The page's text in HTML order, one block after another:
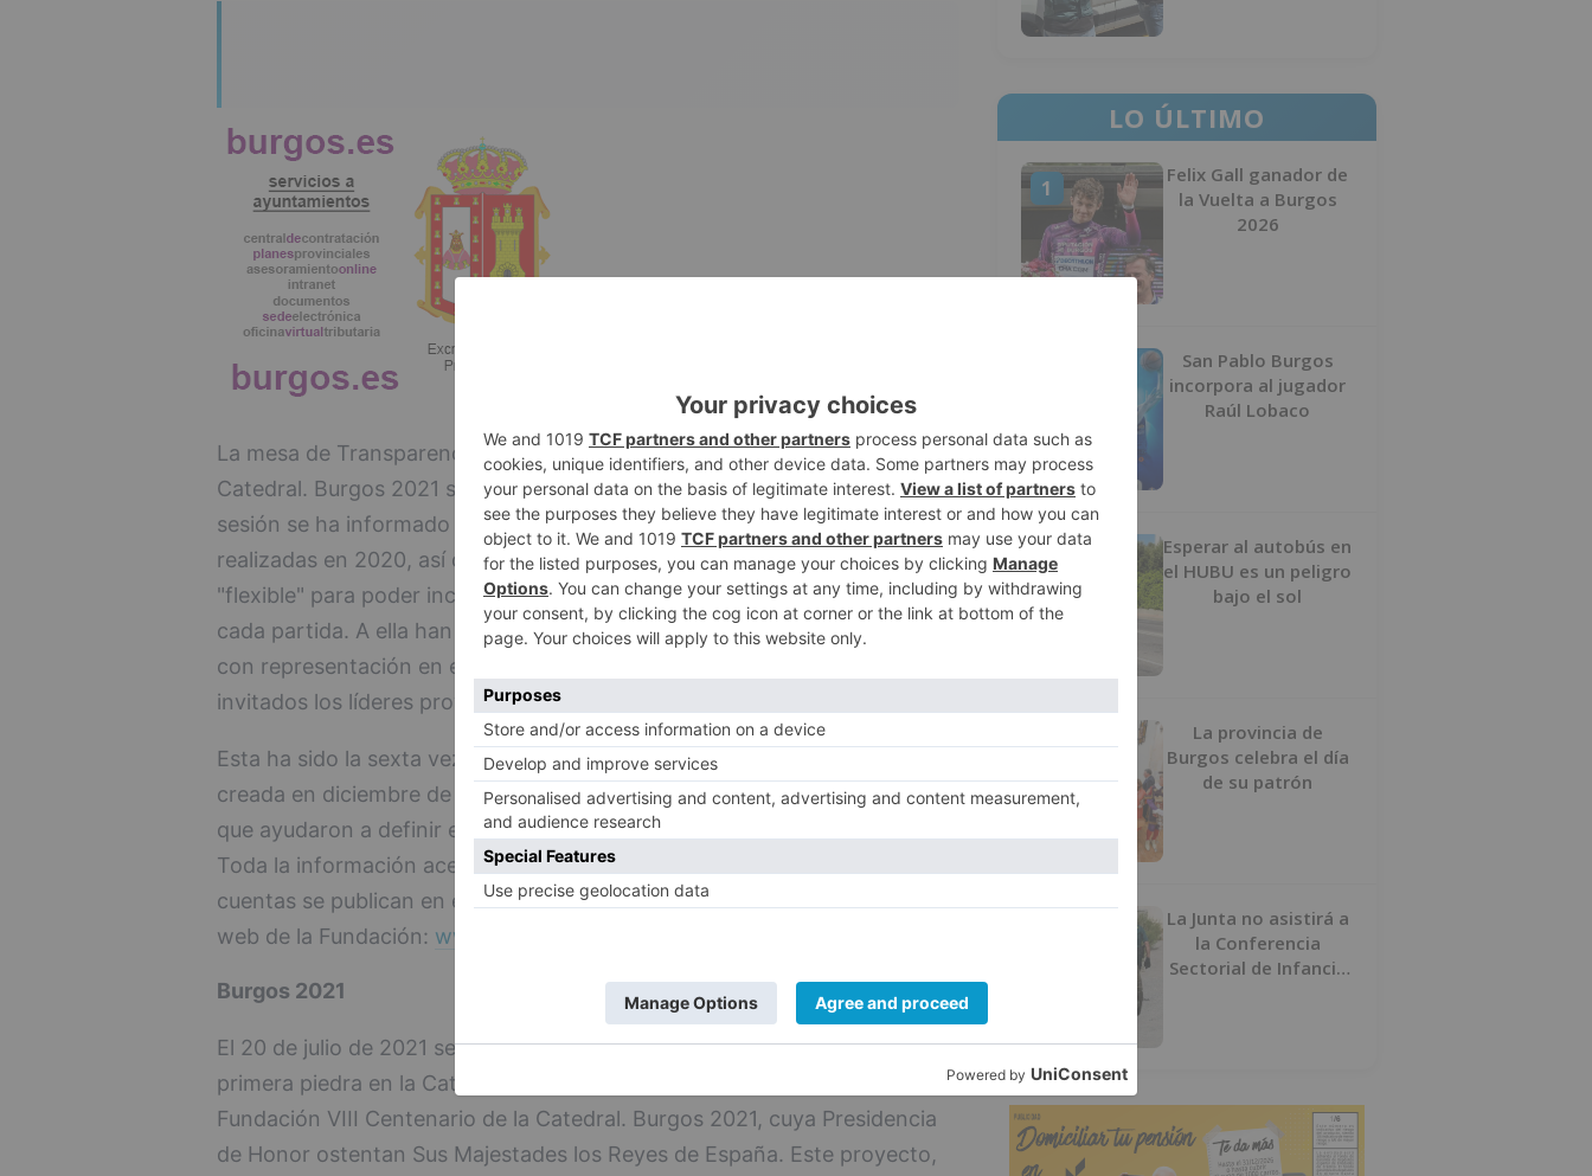
La mesa de Transparencia y Control de la Fundación VIII Centenario de la
Catedral. Burgos 2021 se ha reunido esta mañana en su sede. En esta
sesión se ha informado de las actividades previstas para 2021 y las
realizadas en 2020, así como del presupuesto para este ejercicio, que será
"flexible" para poder incorporar nuevos eventos, y a qué se va a destinar
cada partida. A ella han asistido miembros de todos los partidos políticos
con representación en el Ayuntamiento de Burgos y también han sido
invitados los líderes provinciales de los sindicatos UGT y CCOO.
Esta ha sido la sexta vez que se ha convocado esta comisión, que fue
creada en diciembre de 2017, junto al resto de mesas temáticas de trabajo
que ayudaron a definir el programa de actividades del VIII Centenario.
Toda la información acerca de las diferentes actividades, convenios y
cuentas se publican en el portal de transparencia, alojado en la página
web de la Fundación: www.catedraldeburgos2021.es
Burgos 2021
El 20 de julio de 2021 se cumple el 800 aniversario de la colocación de la
primera piedra en la Catedral de Burgos y es por ello que nace la
Fundación VIII Centenario de la Catedral. Burgos 2021, cuya Presidencia
de Honor ostentan Sus Majestades los Reyes de España. Este proyecto,
LO ÚLTIMO
1
Felix Gall ganador de
la Vuelta a Burgos
2026
San Pablo Burgos
incorpora al jugador
Raúl Lobaco
3
Esperar al autobús en
el HUBU es un peligro
bajo el sol
4
La provincia de
Burgos celebra el día
de su patrón
La Junta no asistirá a
la Conferencia
Sectorial de Infancia